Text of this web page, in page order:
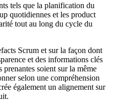
tels que la planification du
quotidiennes et les product
tout au long du cycle du
Scrum et sur la façon dont
et des informations clés
soient sur la même
selon une compréhension
également un alignement sur